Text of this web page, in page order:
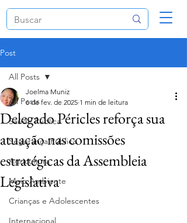
Post
All Posts
Saúde Pública
Segurança Pública
Agricultura
Meio Ambiente
Crianças e Adolescentes
Internacional
All Posts
Delegado Péricles reforça sua
atuação nas comissões
estratégicas da Assembleia
Legislativa
Joelma Muniz
6 de fev. de 2025 1 min de leitura